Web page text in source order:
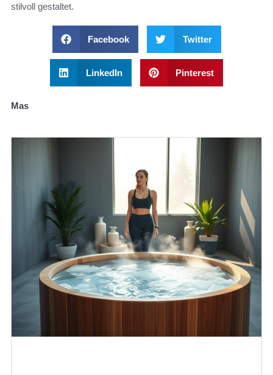
stilvoll gestaltet.
Facebook Twitter
LinkedIn Pinterest
Mas